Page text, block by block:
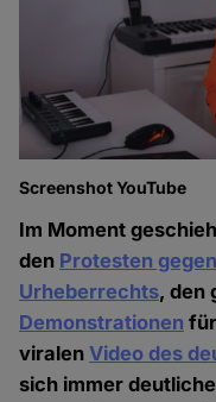
Screenshot YouTube
Im Moment
den Protesten
Urheberrechts, den
Demonstrationen
viralenVideo des
sich immer